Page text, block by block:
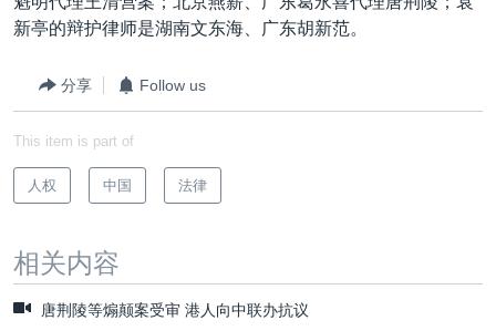
新亭的辩护律师是湖南文东海、广东胡新范。
分享 Follow us
This item is part of
人权 中国 法律
相关内容
唐荆陵等煽颠案受审 港人向中联办抗议